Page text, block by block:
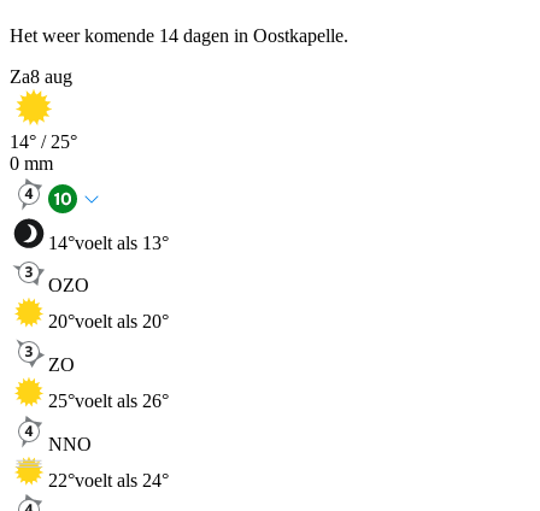
Het weer komende 14 dagen in Oostkapelle.
Za8 aug
14° / 25°
0 mm
14°voelt als 13°
OZO
20°voelt als 20°
ZO
25°voelt als 26°
NNO
22°voelt als 24°